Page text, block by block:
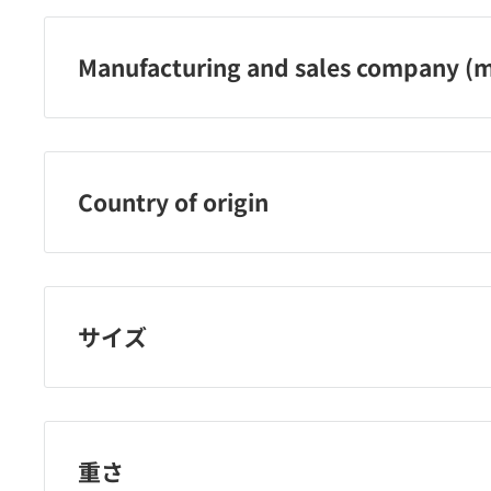
Manufacturing and sales company
萩原株式会社
Country of origin
中国
サイズ
重さ